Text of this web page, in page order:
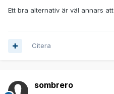
Ett bra alternativ är väl annars
Citera
sombrero